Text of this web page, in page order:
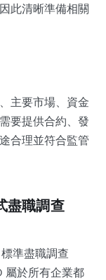
此清晰準備相關
主要市場、資金
要提供合約、發
合理並符合監管
盡職調查
準盡職調查
屬於所有企業都